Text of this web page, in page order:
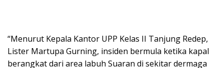
“Menurut Kepala Kantor UPP Kelas II Tanjung Redep,
Lister Martupa Gurning, insiden bermula ketika kapal
berangkat dari area labuh Suaran di sekitar dermaga